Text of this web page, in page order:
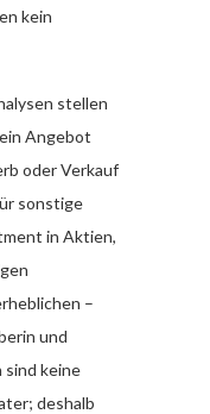
kein
stellen
Angebot
oder Verkauf
sonstige
in Aktien,
–
und
keine
deshalb